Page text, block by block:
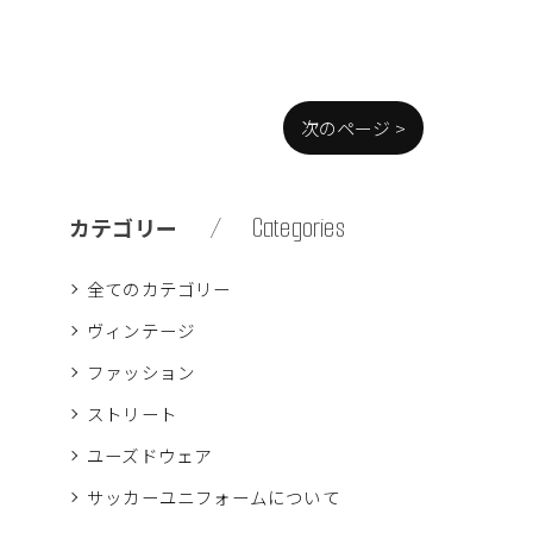
次のページ >
カテゴリー Categories
全てのカテゴリー
ヴィンテージ
ファッション
ストリート
ユーズドウェア
サッカーユニフォームについて